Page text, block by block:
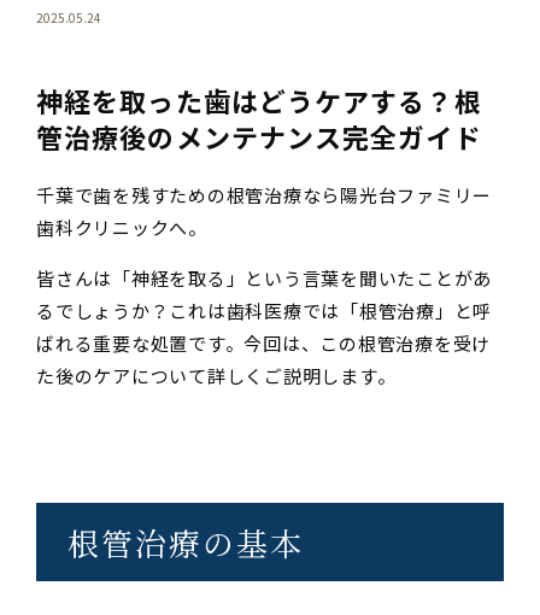
2025.05.24
神経を取った歯はどうケアする？根
管治療後のメンテナンス完全ガイド
千葉で歯を残すための根管治療なら陽光台ファミリー
歯科クリニックへ。
皆さんは「神経を取る」という言葉を聞いたことがあ
るでしょうか？これは歯科医療では「根管治療」と呼
ばれる重要な処置です。今回は、この根管治療を受け
た後のケアについて詳しくご説明します。
根管治療の基本